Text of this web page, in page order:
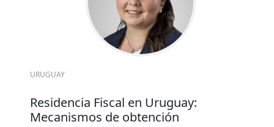
URUGUAY
Residencia Fiscal en Uruguay:
Mecanismos de obtención